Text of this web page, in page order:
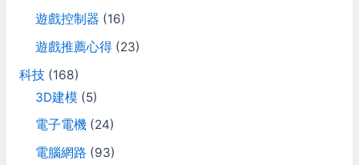
遊戲控制器 (16)
遊戲推薦心得(23)
科技(168)
3D建模 (5)
電子電機(24)
電腦網路 (93)